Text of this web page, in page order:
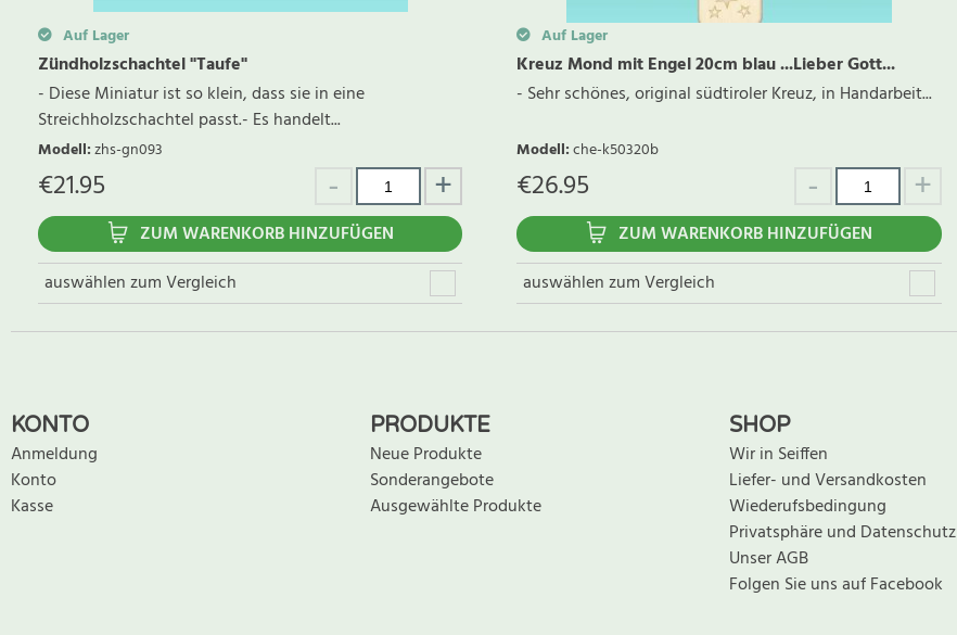
Auf Lager
Zündholzschachtel "Taufe"
- Diese Miniatur ist so klein, dass sie in eine
Streichholzschachtel passt.- Es handelt...
Modell:zhs-gn093
€21.95
ZUM WARENKORB HINZUFÜGEN
auswählen zum Vergleich
Auf Lager
Kreuz Mond mit Engel 20cm blau ...Lieber Gott...
- Sehr schönes, original südtiroler Kreuz, in Handarbeit...
Modell:che-k50320b
€26.95
ZUM WARENKORB HINZUFÜGEN
auswählen zum Vergleich
KONTO
Anmeldung
Konto
Kasse
PRODUKTE
Neue Produkte
Sonderangebote
Ausgewählte Produkte
SHOP
Wir in Seiffen
Liefer- und Versandkosten
Wiederufsbedingung
Privatsphäre und Datenschutz
Unser AGB
Folgen Sie uns auf Facebook